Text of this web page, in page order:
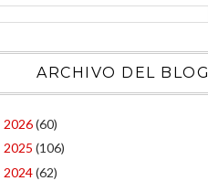
ARCHIVO DEL BLOG
2026(60)
2025 (106)
2024(62)